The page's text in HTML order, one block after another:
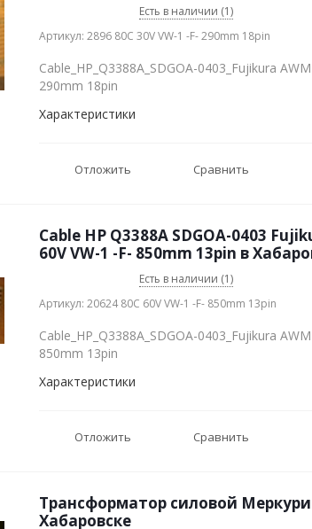
Есть в наличии (1)
Артикул: 2896 80C 30V VW-1 -F- 290mm 18pin
Cable_HP_Q3388A_SDGOA-0403_Fujikura
290mm 18pin
Характеристики
Отложить Сравнить
Cable HP Q3388A SDGOA-0403
60V VW-1 -F- 850mm 13pin в
Есть в наличии (1)
Артикул: 20624 80C 60V VW-1 -F- 850mm 13pin
Cable_HP_Q3388A_SDGOA-0403_Fujikura
850mm 13pin
Характеристики
Отложить Сравнить
Трансформатор силовой
Хабаровске